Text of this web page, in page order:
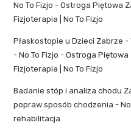
No To Fizjo -Ostroga Piętowa
Fizjoterapia | No To Fizjo
Płaskostopie u Dzieci Zabrze -
- No To Fizjo -Ostroga Piętowa
Fizjoterapia | No To Fizjo
Badanie stóp i analiza chodu
popraw sposób chodzenia - No
rehabilitacja